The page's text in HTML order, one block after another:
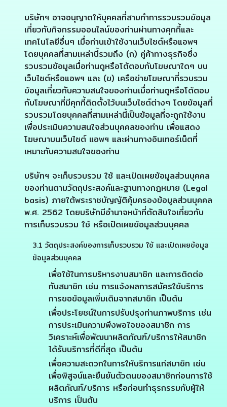
บริษัทฯ อาจอนุญาตให้บุคคลที่สามทำการรวบรวมข้อมูล
เกี่ยวกับกิจกรรมออนไลน์ของท่านผ่านทางคุกกี้และ
เทคโนโลยีอื่นๆ เมื่อท่านเข้าใช้งานเว็บไซต์หรือแอพฯ
โดยบุคคลที่สามเหล่านี้รวมถึง (ก) คู่ค้าทางธุรกิจซึ่ง
รวบรวมข้อมูลเมื่อท่านดูหรือโต้ตอบกับโฆษณาใดๆ บน
เว็บไซต์หรือแอพฯ และ (ข) เครือข่ายโฆษณาที่รวบรวม
ข้อมูลเกี่ยวกับความสนใจของท่านเมื่อท่านดูหรือโต้ตอบ
กับโฆษณาที่มีคุกกี้ติดตั้งไว้บนเว็บไซต์ต่างๆ โดยข้อมูลที่
รวบรวมโดยบุคคลที่สามเหล่านี้เป็นข้อมูลที่จะถูกใช้งาน
เพื่อประเมินความสนใจส่วนบุคคลของท่าน เพื่อแสดง
โฆษณาบนเว็บไซต์ แอพฯ และผ่านทางอินเทอร์เน็ตที่
เหมาะกับความสนใจของท่าน
บริษัทฯ จะเก็บรวบรวม ใช้ และเปิดเผยข้อมูลส่วนบุคคล
ของท่านตามวัตถุประสงค์และฐานทางกฎหมาย (Legal
basis) ภายใต้พระราชบัญญัติคุ้มครองข้อมูลส่วนบุคคล
พ.ศ. 2562 โดยบริษัทมีอำนาจหน้าที่ตัดสินใจเกี่ยวกับ
การเก็บรวบรวม ใช้ หรือเปิดเผยข้อมูลส่วนบุคคล
3.1 วัตถุประสงค์ของการเก็บรวบรวม ใช้ และเปิดเผยข้อมูล
ข้อมูลส่วนบุคคล
เพื่อใช้ในการบริหารงานสมาชิก และการติดต่อ
กับสมาชิก เช่น การแจ้งผลการสมัครใช้บริการ
การขอข้อมูลเพิ่มเติมจากสมาชิก เป็นต้น
เพื่อประโยชน์ในการปรับปรุงท่านภาพบริการ เช่น
การประเมินความพึงพอใจของสมาชิก การ
วิเคราะห์เพื่อพัฒนาผลิตภัณฑ์/บริการให้สมาชิก
ได้รับบริการที่ดีที่สุด เป็นต้น
เพื่อความสะดวกในการให้บริการแก่สมาชิก เช่น
เพื่อพิสูจน์และยืนยันตัวตนของสมาชิกก่อนการใช้
ผลิตภัณฑ์/บริการ หรือก่อนทำธุรกรรมกับผู้ให้
บริการ เป็นต้น